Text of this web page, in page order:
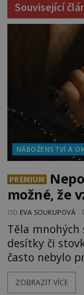
Související
NÁBOŽENSTVÍ A
PREMIUM
možné, že
OD EVA SOUKUPOVÁ
Těla mnohých
desítky či
často nebylo
pokusy o
považovány
ZOBRAZIT VÍCE